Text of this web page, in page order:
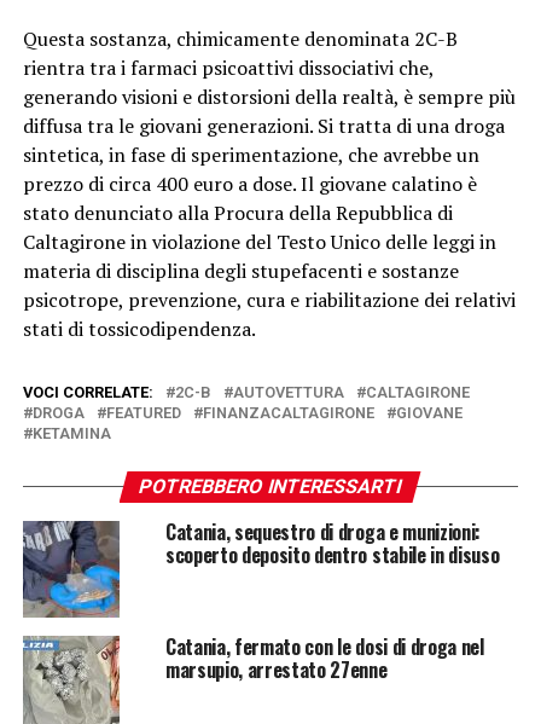
Questa sostanza, chimicamente denominata 2C-B
rientra tra i farmaci psicoattivi dissociativi che,
generando visioni e distorsioni della realtà, è sempre più
diffusa tra le giovani generazioni. Si tratta di una droga
sintetica, in fase di sperimentazione, che avrebbe un
prezzo di circa 400 euro a dose. Il giovane calatino è
stato denunciato alla Procura della Repubblica di
Caltagirone in violazione del Testo Unico delle leggi in
materia di disciplina degli stupefacenti e sostanze
psicotrope, prevenzione, cura e riabilitazione dei relativi
stati di tossicodipendenza.
VOCI CORRELATE: 2C-B AUTOVETTURA
CALTAGIRONE
DROGA
FEATURED FINANZACALTAGIRONE
GIOVANE
KETAMINA
POTREBBERO INTERESSARTI
Catania, sequestro di droga e munizioni:
scoperto deposito dentro stabile in disuso
Catania, fermato con le dosi di droga nel
marsupio, arrestato 27enne